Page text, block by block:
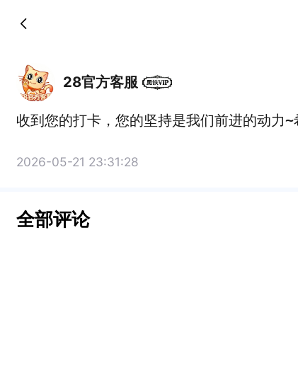
28官方客服
收到您的打卡，您的坚持是我们前进的动力
2026-05-21 23:31:28
全部评论